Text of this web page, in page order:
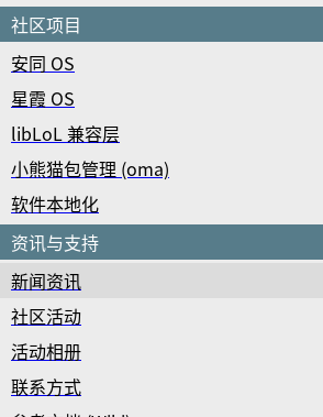
社区项目
安同 OS
星霞 OS
libLoL 兼容层
小熊猫包管理 (oma)
软件本地化
资讯与支持
新闻资讯
社区活动
活动相册
联系方式